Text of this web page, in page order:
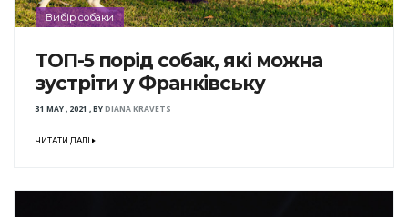
Вибір собаки
ТОП-5 порід собак, які можна
зустріти у Франківську
31 MAY , 2021 ,BYDIANA KRAVETS
ЧИТАТИ ДАЛІ